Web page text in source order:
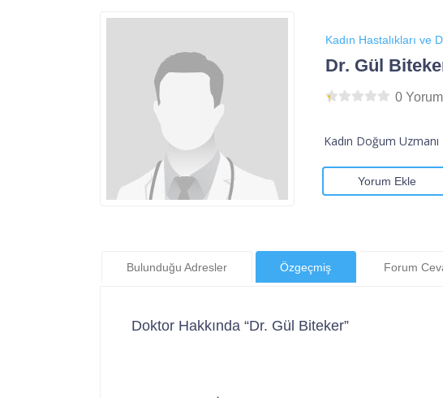
Kadın Hastalıkları ve
Dr. Gül
0 Yorum
Kadın Doğum
Yorum Ekle
Bulunduğu Adresler Özgeçmiş Forum
Doktor Hakkında “Dr. Gül Biteker”